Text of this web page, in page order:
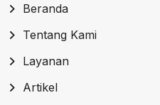
Beranda
Tentang Kami
Layanan
Artikel